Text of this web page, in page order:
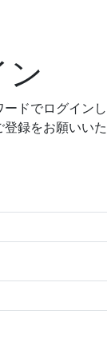
ドでログイン
登録をお願いい